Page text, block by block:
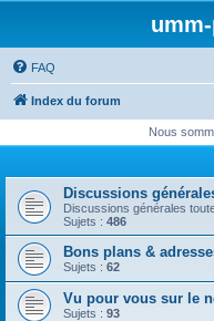
FAQ
Index du forum
Nous
Discussions
Discussions générales
Sujets : 486
Bons plans &
Sujets : 62
Vu pour vous sur le
Sujets : 93